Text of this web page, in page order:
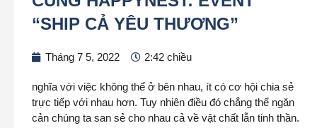
“SHIP CẢ YÊU THƯƠNG”
Tháng 7 5, 2022 2:42 chiều
nghĩa với việc không thể ở bên nhau, ít có cơ hội chia sẻ
trực tiếp với nhau hơn. Tuy nhiên điều đó chẳng thể ngăn
cản chúng ta san sẻ cho nhau cả về vật chất lẫn tinh thần.